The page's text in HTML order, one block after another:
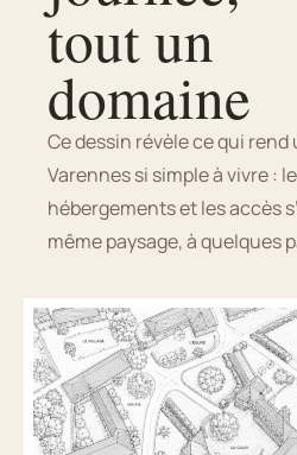
tout un
domaine
Ce dessin révèle ce qui
Varennes si simple à vivre :
hébergements et les accès
même paysage, à quelques